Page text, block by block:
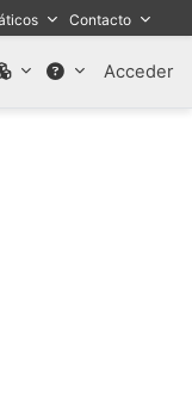
Contacto
Acceder